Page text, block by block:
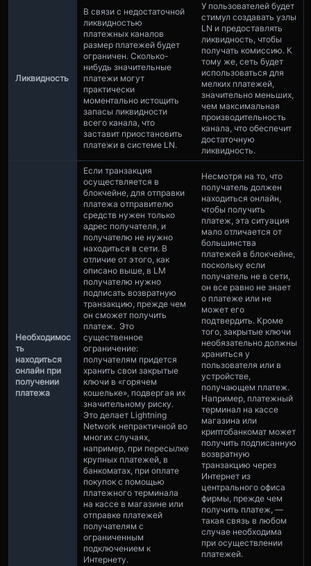
Ликвидность
В связи с недостаточной
ликвидностью
платежных каналов
размер платежей будет
ограничен. Сколько-
нибудь значительные
платежи могут
практически
моментально истощить
запасы ликвидности
всего канала, что
заставит приостановить
платежи в системе LN.
У пользователей будет
стимул создавать узлы
LN и предоставлять
ликвидность, чтобы
получать комиссию. К
тому же, сеть будет
использоваться для
мелких платежей,
значительно меньших,
чем максимальная
производительность
канала, что обеспечит
достаточную
ликвидность.
Необходимос
ть
находиться
онлайн при
получении
платежа
Если транзакция
осуществляется в
блокчейне, для отправки
платежа отправителю
средств нужен только
адрес получателя, и
получателю не нужно
находиться в сети. В
отличие от этого, как
описано выше, в LM
получателю нужно
подписать возвратную
транзакцию, прежде чем
он сможет получить
платеж. Это
существенное
ограничение:
получателям придется
хранить свои закрытые
ключи в «горячем
кошельке», подвергая их
значительному риску.
Это делает Lightning
Network непрактичной во
многих случаях,
например, при пересылке
крупных платежей, в
банкоматах, при оплате
покупок с помощью
платежного терминала
на кассе в магазине или
отправке платежей
получателям с
ограниченным
подключением к
Интернету.
Несмотря на то, что
получатель должен
находиться онлайн,
чтобы получить
платеж, эта ситуация
мало отличается от
большинства
платежей в блокчейне,
поскольку если
получатель не в сети,
он все равно не знает
о платеже или не
может его
подтвердить. Кроме
того, закрытые ключи
необязательно должны
храниться у
пользователя или в
устройстве,
получающем платеж.
Например, платежный
терминал на кассе
магазина или
криптобанкомат может
получить подписанную
возвратную
транзакцию через
Интернет из
центрального офиса
фирмы, прежде чем
получить платеж, —
такая связь в любом
случае необходима
при осуществлении
платежей.